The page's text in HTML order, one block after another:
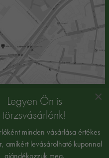
×
Legyen Ön is
törzsvásárlónk!
minden vásárlása értékes
amikért levásárolható kuponnal
ajándékozzuk meg.